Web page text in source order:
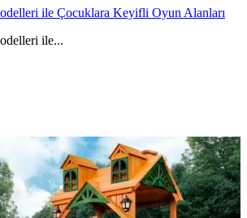
ile Çocuklara Keyifli Oyun Alanları
ile...